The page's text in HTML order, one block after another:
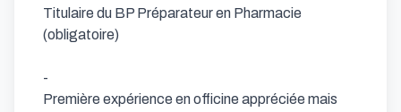
Titulaire du BP Préparateur en Pharmacie
(obligatoire)
-
Première expérience en officine appréciée mais